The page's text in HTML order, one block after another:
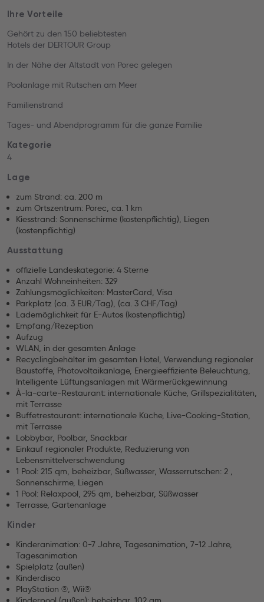
Ihre Vorteile
Gehört zu den 150 beliebtesten
Hotels der DERTOUR Group
In der Nähe der Altstadt von Porec gelegen
Poolanlage mit Rutschen am Meer
Familienstrand
Tages- und Abendprogramm für die ganze Familie
Kategorie
4
Lage
zum Strand: ca. 200 m
zum Ortszentrum: Porec, ca. 1 km
Kiesstrand: Sonnenschirme (kostenpflichtig), Liegen
(kostenpflichtig)
Ausstattung
offizielle Landeskategorie: 4 Sterne
Anzahl Wohneinheiten: 329
Zahlungsmöglichkeiten: MasterCard, Visa
Parkplatz (ca. 3 EUR/Tag), (ca. 3 CHF/Tag)
Lademöglichkeit für E-Autos (kostenpflichtig)
Empfang/Rezeption
Aufzug
WLAN, in der gesamten Anlage
Recyclingbehälter im gesamten Hotel, Verwendung regionaler
Baustoffe, Photovoltaikanlage, Energieeffiziente Beleuchtung,
Intelligente Lüftungsanlagen mit Wärmerückgewinnung
À-la-carte-Restaurant: internationale Küche, Grillspezialitäten,
mit Terrasse
Buffetrestaurant: internationale Küche, Live-Cooking-Station,
mit Terrasse
Lobbybar, Poolbar, Snackbar
Einkauf regionaler Produkte, Reduzierung von
Lebensmittelverschwendung
1 Pool: 215 qm, beheizbar, Süßwasser, Wasserrutschen: 2 ,
Sonnenschirme, Liegen
1 Pool: Relaxpool, 295 qm, beheizbar, Süßwasser
Terrasse, Gartenanlage
Kinder
Kinderanimation: 0-7 Jahre, Tagesanimation, 7-12 Jahre,
Tagesanimation
Spielplatz (außen)
Kinderdisco
PlayStation ®, Wii®